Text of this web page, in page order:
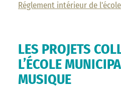
Réglement intérieur de
LES PROJETS
L’ÉCOLE
MUSIQUE